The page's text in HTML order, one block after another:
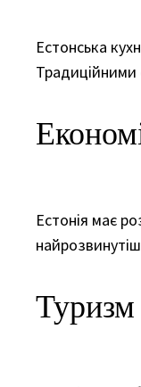
Естонська
Традиційними
Естонія має
Туризм